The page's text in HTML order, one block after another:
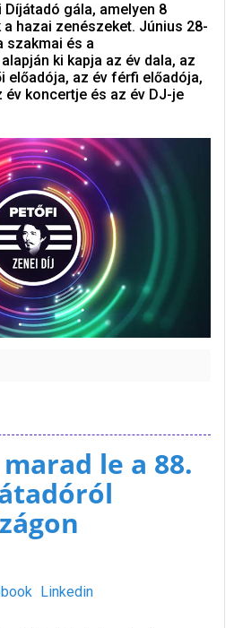
gála, amelyen 8
hazai zenészeket. Június 28-
szakmai és a
ki kapja az év dala, az
előadója, az év férfi előadója,
koncertje és az év DJ-je
le a 88.
Linkedin